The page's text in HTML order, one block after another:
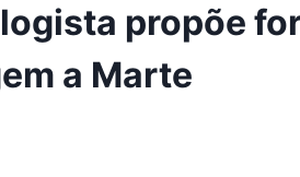
propõe
a Marte